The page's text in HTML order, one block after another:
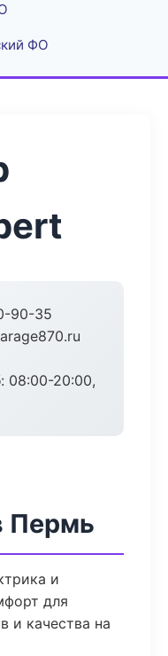
ФО
90-35
08:00-20:00,
Пермь
и
для
и качества на